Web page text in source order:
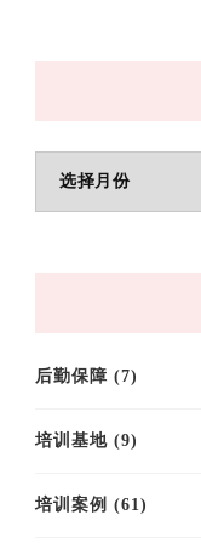
章
后勤保障 (7)
培训基地 (9)
培训案例 (61)